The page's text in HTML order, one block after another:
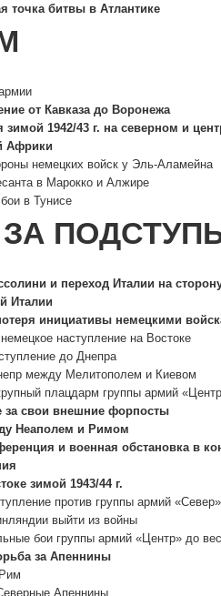
точка битвы в Атлантике
от Кавказа до Воронежа
зимой 1942/43 г. на северном и
Африки
немецких войск у Эль-Аламейна
в Марокко и Алжире
в Тунисе
и переход Италии на
Италии
инициативы немецкими
наступление на Востоке
до Днепра
между Мелитополем и Киевом
плацдарм группы армий
за свои внешние форпосты
Неаполем и Римом
и военная обстановка в
зимой 1943/44 г.
против группы армий «Север»
выйти из войны
бои группы армий «Центр» до
за Апеннины
Апеннины